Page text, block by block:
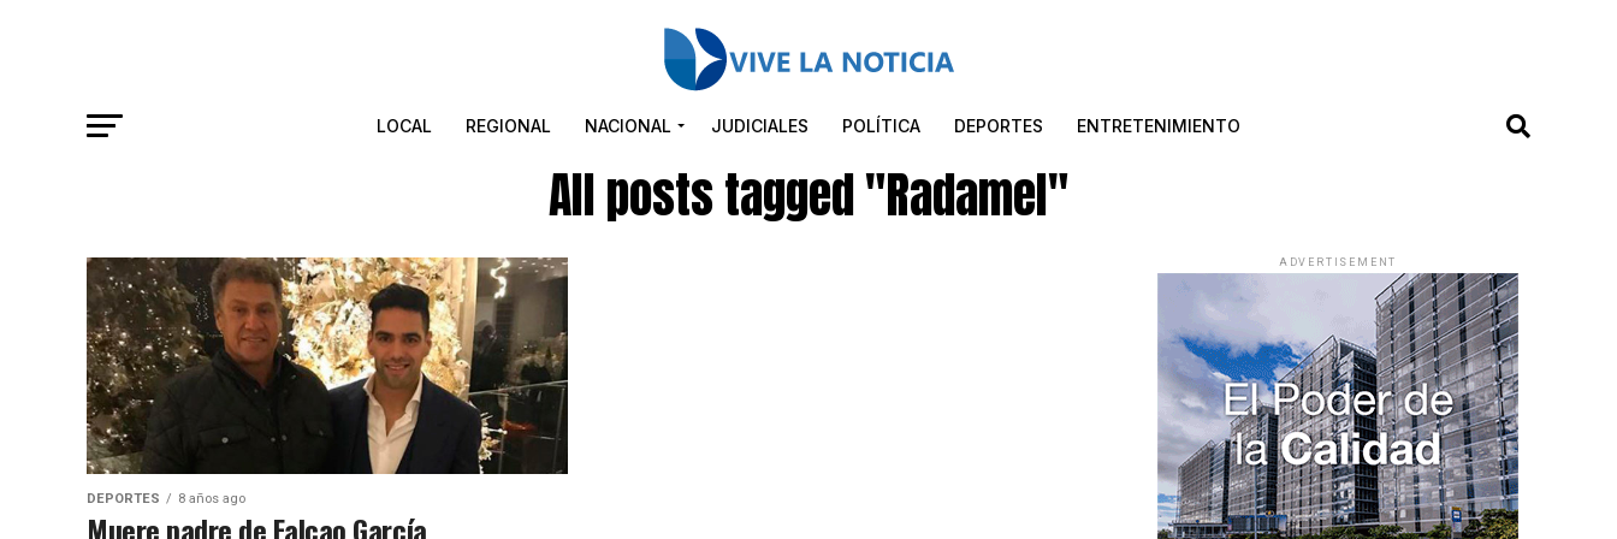
LOCAL REGIONAL NACIONAL JUDICIALES POLÍTICA DEPORTES ENTRETENIMIENTO
All posts tagged "Radamel"
DEPORTES 8 años ago
Muere padre de Falcao García
ADVERTISEMENT